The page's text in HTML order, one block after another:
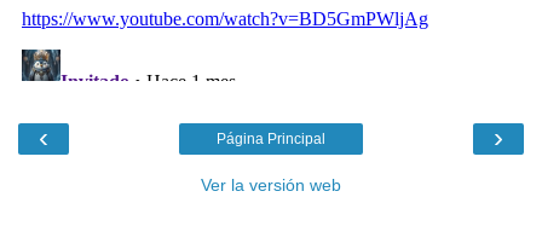
‹ ›
Página Principal
Ver la versión web